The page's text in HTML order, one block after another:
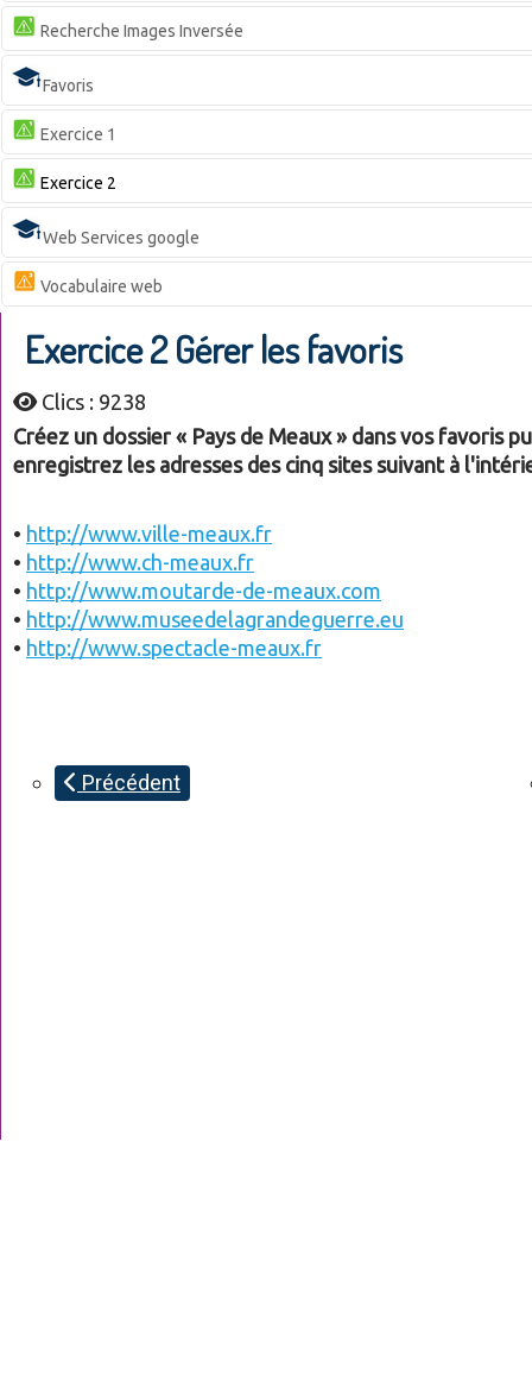
Recherche Images Inversée
Favoris
Exercice 1
Exercice 2
Web Services google
Vocabulaire web
Exercice 2 Gérer les favoris
Clics : 9238
Créez un dossier « Pays de Meaux » dans vos favoris
enregistrez les adresses des cinq sites suivant à
• http://www.ville-meaux.fr
• http://www.ch-meaux.fr
• http://www.moutarde-de-meaux.com
• http://www.museedelagrandeguerre.eu
• http://www.spectacle-meaux.fr
Précédent